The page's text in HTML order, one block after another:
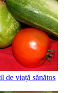
de viață sănătos